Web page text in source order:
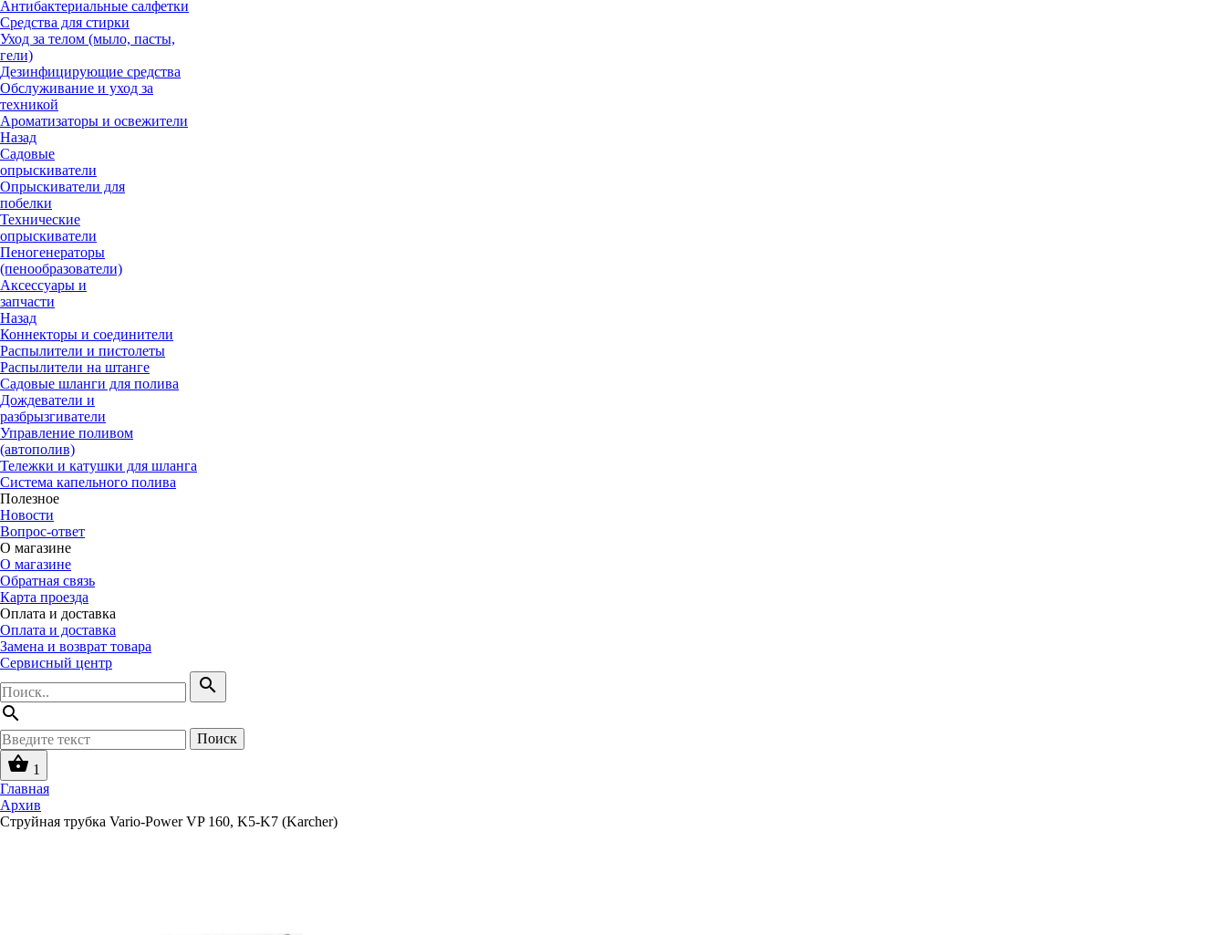
Антибактериальные салфетки
Средства для стирки
Уход за телом (мыло, пасты,
гели)
Дезинфицирующие средства
Обслуживание и уход за
техникой
Ароматизаторы и освежители
Назад
Садовые
опрыскиватели
Опрыскиватели для
побелки
Технические
опрыскиватели
Пеногенераторы
(пенообразователи)
Аксессуары и
запчасти
Назад
Коннекторы и соединители
Распылители и пистолеты
Распылители на штанге
Садовые шланги для полива
Дождеватели и
разбрызгиватели
Управление поливом
(автополив)
Тележки и катушки для шланга
Система капельного полива
Полезное
Новости
Вопрос-ответ
О магазине
О магазине
Обратная связь
Карта проезда
Оплата и доставка
Оплата и доставка
Замена и возврат товара
Сервисный центр
search
search
Поиск
shopping_basket 1
Главная
Архив
Струйная трубка Vario-Power VP 160, K5-K7 (Karcher)